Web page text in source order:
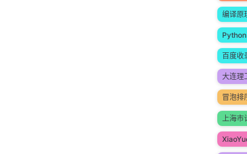
编译原
百度收
大连理
冒泡排
上海